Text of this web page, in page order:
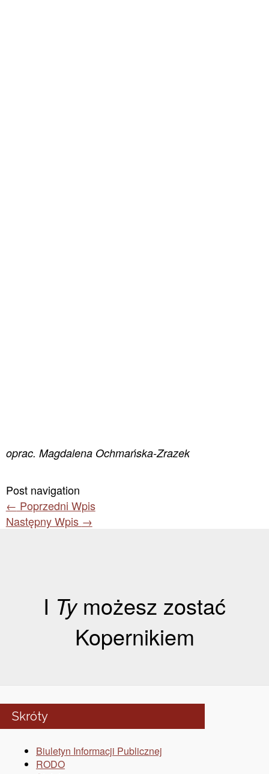
oprac. Magdalena Ochmańska-Zrazek
Post navigation
← Poprzedni Wpis
Następny Wpis →
I Tymożesz zostać
Kopernikiem
Skróty
Biuletyn Informacji Publicznej
RODO